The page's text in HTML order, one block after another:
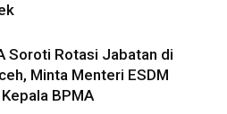
Soroti Rotasi Jabatan di
Minta Menteri ESDM
BPMA